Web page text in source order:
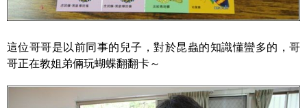
這位哥哥是以前同事的兒子，對於昆蟲的知識懂蠻多的，哥
哥正在教姐弟倆玩蝴蝶翻翻卡～